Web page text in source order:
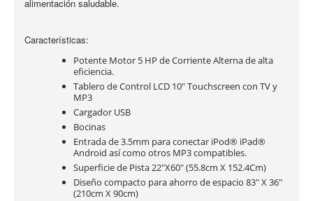
alimentación saludable.
Características:
Potente Motor 5 HP de Corriente Alterna de alta
eficiencia.
Tablero de Control LCD 10" Touchscreen con TV y
MP3
Cargador USB
Bocinas
Entrada de 3.5mm para conectar iPod® iPad®
Android así como otros MP3 compatibles.
Superficie de Pista 22"X60" (55.8cm X 152.4Cm)
Diseño compacto para ahorro de espacio 83" X 36"
(210cm X 90cm)